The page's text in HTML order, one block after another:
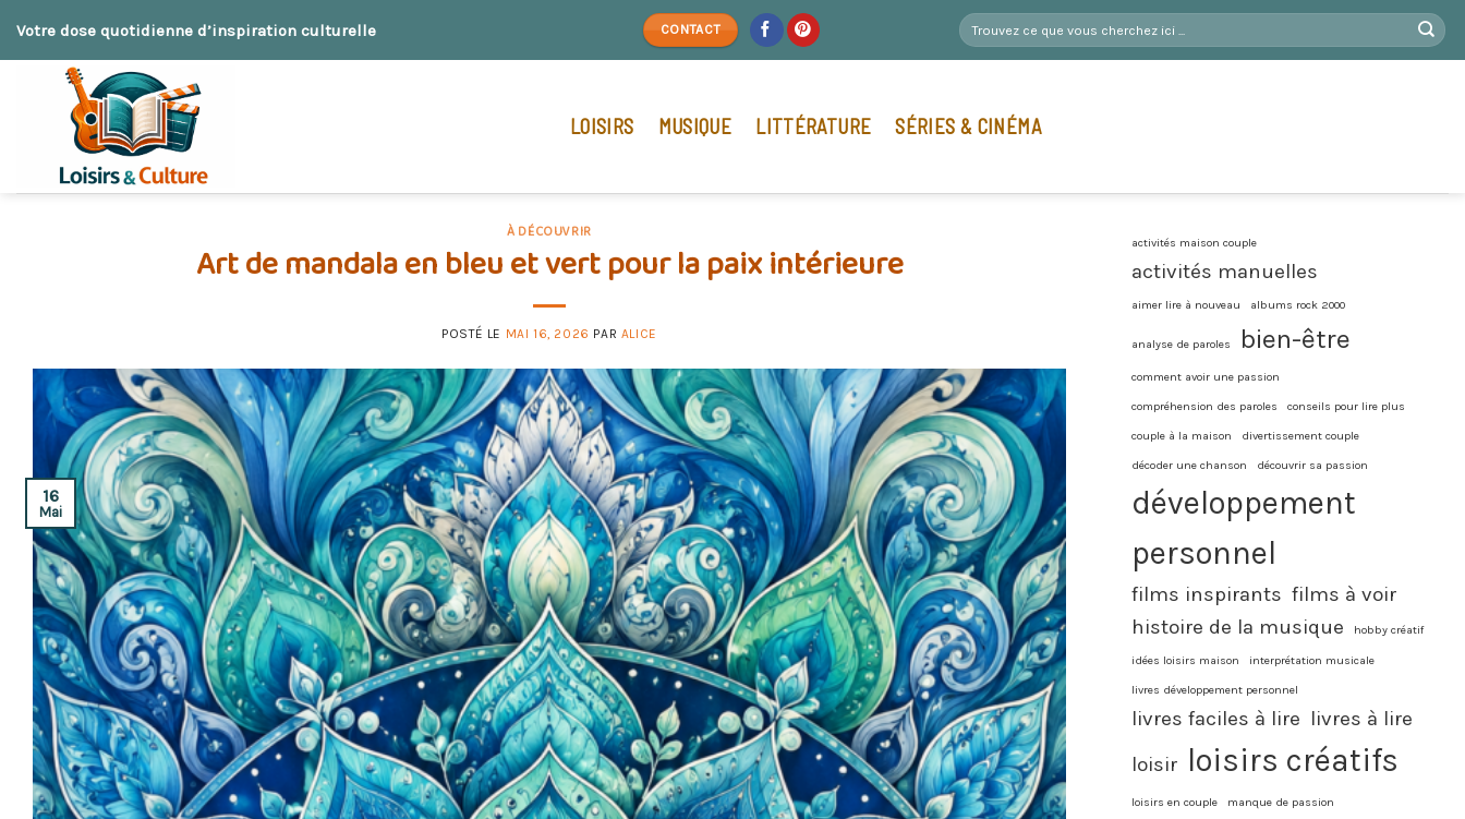
Votre dose quotidienne d’inspiration culturelle CONTACT
LOISIRS MUSIQUE LITTÉRATURE SÉRIES & CINÉMA
À DÉCOUVRIR
Art de mandala en bleu et vert pour la paix intérieure
POSTÉ LE MAI 16, 2026 PAR ALICE
16
Mai
activités maison couple
activités manuelles
aimer lire à nouveau albums rock 2000
analyse de paroles bien-être
comment avoir une passion
compréhension des paroles conseils pour lire plus
couple à la maison divertissement couple
décoder une chanson découvrir sa passion
développement
personnel
films inspirants films à voir
histoire de la musique
hobby créatif
idées loisirs maison interprétation musicale
livres développement personnel
livres faciles à lire livres à lire
loisir loisirs créatifs
loisirs en couple manque de passion